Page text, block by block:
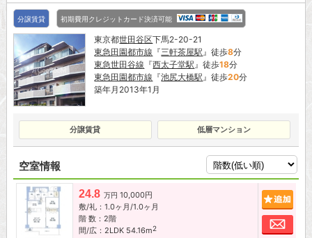
分譲賃貸 初期費用クレジットカード決済可能
東京都世田谷区下馬2-20-21
東急田園都市線 『三軒茶屋駅 』徒歩8分
東急世田谷線 『西太子堂駅 』徒歩18分
東急田園都市線 『池尻大橋駅 』徒歩20分
築年月2013年1月
分譲賃貸 低層マンション
空室情報
24.8 万円 10,000円
敷/礼：1.0ヶ月/1.0ヶ月
階 数：2階
間/広：2LDK 54.16m2
お